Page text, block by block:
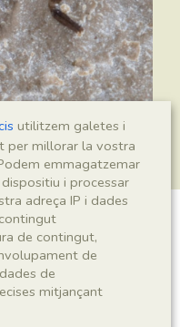
utilitzem galetes i
per millorar la vostra
emmagatzemar
i processar
adreça IP i dades
de contingut,
de
de
mitjançant